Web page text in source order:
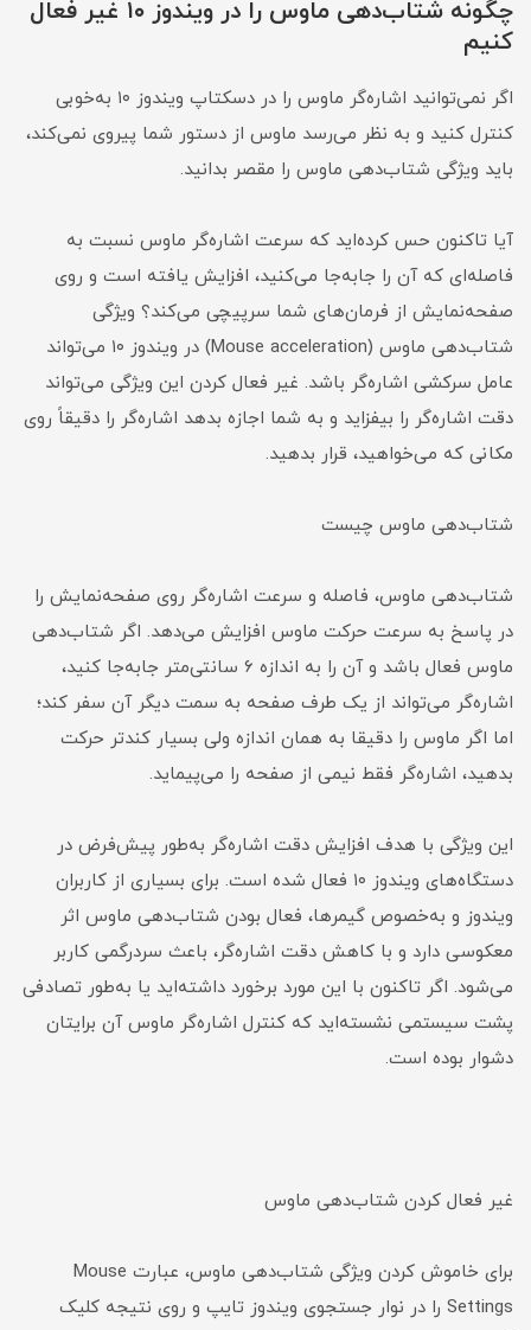
چگونه شتاب‌دهی ماوس را در ویندوز ۱۰ غیر فعال
کنیم
اگر نمی‌توانید اشاره‌گر ماوس را در دسکتاپ ویندوز ۱۰ به‌خوبی
کنترل کنید و به نظر می‌رسد ماوس از دستور شما پیروی نمی‌کند،
باید ویژگی شتاب‌دهی ماوس را مقصر بدانید.
آیا تاکنون حس کرده‌اید که سرعت اشاره‌گر ماوس نسبت به
فاصله‌ای که آن را جا‌به‌جا می‌کنید، افزایش یافته است و روی
صفحه‌نمایش از فرمان‌های شما سرپیچی می‌کند؟ ویژگی
شتاب‌دهی ماوس (Mouse acceleration) در ویندوز ۱۰ می‌تواند
عامل سرکشی اشاره‌گر باشد. غیر فعال کردن این ویژگی می‌تواند
دقت اشاره‌گر را بیفزاید و به شما اجازه بدهد اشاره‌گر را دقیقاً روی
مکانی که می‌خواهید، قرار بدهید.
شتاب‌دهی ماوس چیست
شتاب‌دهی ماوس، فاصله و سرعت اشاره‌گر روی صفحه‌نمایش را
در پاسخ به سرعت حرکت ماوس افزایش می‌دهد. اگر شتاب‌دهی
ماوس فعال باشد و آن را به اندازه ۶ سانتی‌متر جابه‌جا کنید،
اشاره‌گر می‌تواند از یک طرف صفحه به سمت دیگر آن سفر کند؛
اما اگر ماوس را دقیقا به همان اندازه ولی بسیار کندتر حرکت
بدهید، اشاره‌گر فقط نیمی از صفحه را می‌پیماید.
این ویژگی با هدف افزایش دقت اشاره‌گر به‌طور پیش‌فرض در
دستگاه‌های ویندوز ۱۰ فعال شده است. برای بسیاری از کاربران
ویندوز و به‌خصوص گیمرها، فعال بودن شتاب‌دهی ماوس اثر
معکوسی دارد و با کاهش دقت اشاره‌گر، باعث سردرگمی کاربر
می‌شود. اگر تاکنون با این مورد برخورد داشته‌اید یا به‌طور تصادفی
پشت سیستمی نشسته‌اید که کنترل اشاره‌گر ماوس آن برایتان
دشوار بوده است.
غیر فعال کردن شتاب‌دهی ماوس
برای خاموش کردن ویژگی شتاب‌دهی ماوس، عبارت Mouse
Settings را در نوار جستجوی ویندوز تایپ و روی نتیجه کلیک